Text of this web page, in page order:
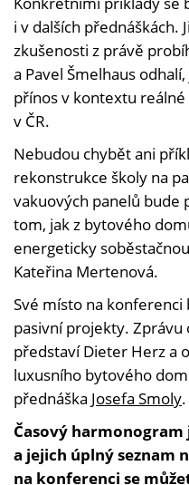
i v dalších přednáškách.
zkušenosti z právě
a Pavel Šmelhaus
přínos v kontextu
v ČR.
Nebudou chybět ani
rekonstrukce školy na
vakuových panelů bude
tom, jak z bytového
energeticky
Kateřina Mertenová.
Své místo na
pasivní projekty.
představí Dieter Herz a
luxusního bytového
přednáška Josefa Smoly.
Časový
a jejich úplný seznam
na konferenci se